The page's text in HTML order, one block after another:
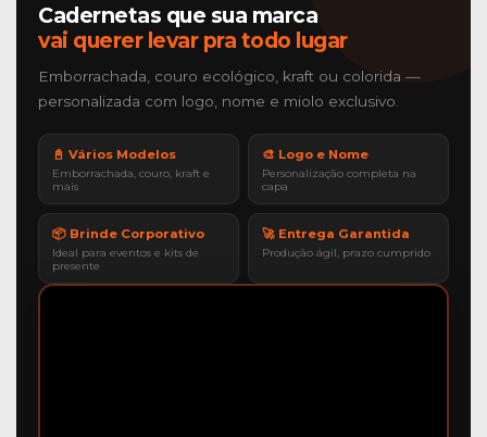
Cadernetas que sua marca
vai querer levar pra todo lugar
Emborrachada, couro ecológico, kraft ou colorida —
personalizada com logo, nome e miolo exclusivo.
📓 Vários Modelos
Emborrachada, couro, kraft e
mais
🎨 Logo e Nome
Personalização completa na
capa
📦 Brinde Corporativo
Ideal para eventos e kits de
presente
🚀 Entrega Garantida
Produção ágil, prazo cumprido